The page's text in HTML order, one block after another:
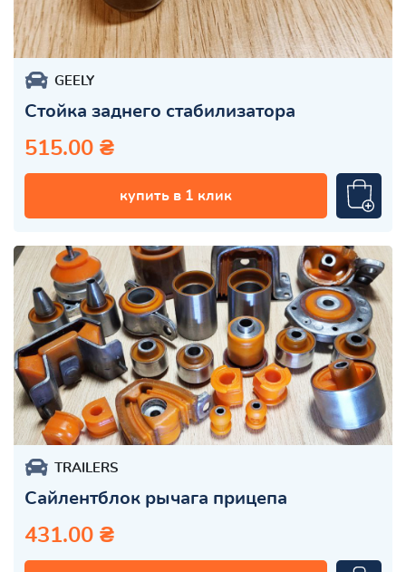
GEELY
Стойка заднего стабилизатора
515.00 ₴
купить в 1 клик
TRAILERS
Сайлентблок рычага прицепа
431.00 ₴